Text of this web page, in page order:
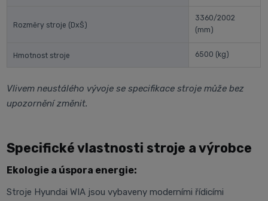
Rozměry stroje (DxŠ)
3360/2002
(mm)
Hmotnost stroje 6500 (kg)
Vlivem neustálého vývoje se specifikace stroje může bez
upozornění změnit.
Specifické vlastnosti stroje a výrobce
Ekologie a úspora energie:
Stroje Hyundai WIA jsou vybaveny moderními řídicími